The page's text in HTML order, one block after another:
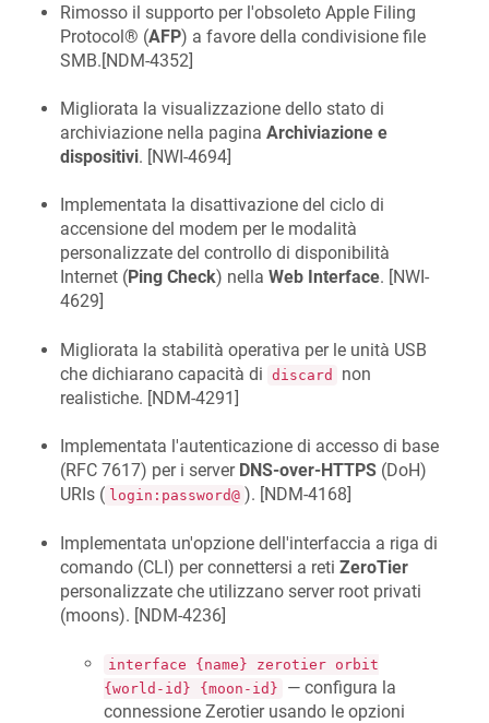
Rimosso il supporto per l'obsoleto Apple Filing
Protocol® (AFP) a favore della condivisione file
SMB.[NDM-4352]
Migliorata la visualizzazione dello stato di
archiviazione nella pagina Archiviazione e
dispositivi. [NWI-4694]
Implementata la disattivazione del ciclo di
accensione del modem per le modalità
personalizzate del controllo di disponibilità
Internet (Ping Check) nella Web Interface. [NWI-
4629]
Migliorata la stabilità operativa per le unità USB
che dichiarano capacità di discard
non
realistiche. [NDM-4291]
Implementata l'autenticazione di accesso di base
(RFC 7617) per i server DNS-over-HTTPS (DoH)
URIs ( login:password@ ). [NDM-4168]
Implementata un'opzione dell'interfaccia a riga di
comando (CLI) per connettersi a reti ZeroTier
personalizzate che utilizzano server root privati
(moons). [NDM-4236]
interface {name} zerotier orbit
{world-id} {moon-id}
— configura la
connessione Zerotier usando le opzioni